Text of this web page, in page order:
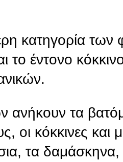
κατηγορία των
το έντονο
ανήκουν τα
οι κόκκινες και
τα δαμάσκηνα,